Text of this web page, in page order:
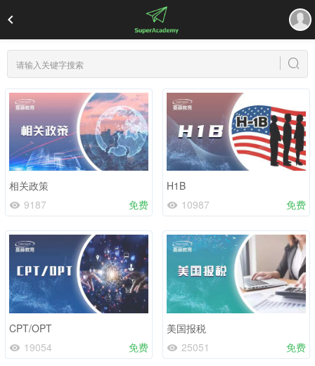
相关政策
9187
免费
H1B
10987
免费
CPT/OPT
19054
免费
美国报税
25051
免费